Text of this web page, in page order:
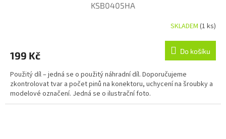
KSB0405HA
SKLADEM (1 ks)
199 Kč Do košíku
Použitý díl – jedná se o použitý náhradní díl. Doporučujeme
zkontrolovat tvar a počet pinů na konektoru, uchycení na šroubky a
modelové označení. Jedná se o ilustrační foto.